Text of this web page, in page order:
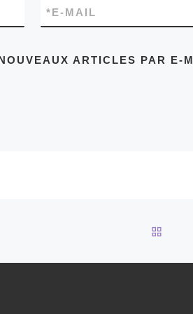
E-MAIL
*
ARTICLES PAR E-